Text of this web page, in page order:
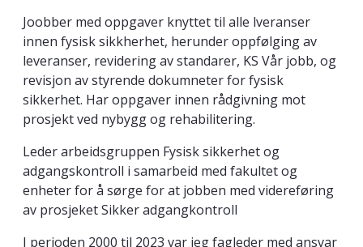
Joobber med oppgaver knyttet til alle lveranser
innen fysisk sikkherhet, herunder oppfølging av
leveranser, revidering av standarer, KS Vår jobb, og
revisjon av styrende dokumneter for fysisk
sikkerhet. Har oppgaver innen rådgivning mot
prosjekt ved nybygg og rehabilitering.
Leder arbeidsgruppen Fysisk sikkerhet og
adgangskontroll i samarbeid med fakultet og
enheter for å sørge for at jobben med videreføring
av prosjeket Sikker adgangkontroll
I perioden 2000 til 2023 var jeg fagleder med ansvar